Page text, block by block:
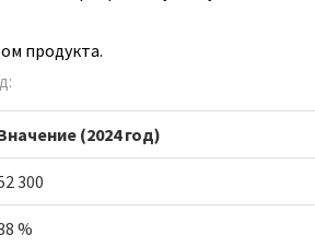
продукта.
(2024 год)
300
%